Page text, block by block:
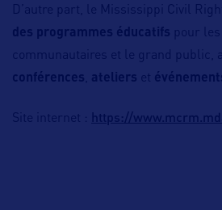
D’autre part, le Mississippi Civil
des programmes éducatifs pour
communautaires et le grand public,
conférences
ateliers et
Site internet : https://